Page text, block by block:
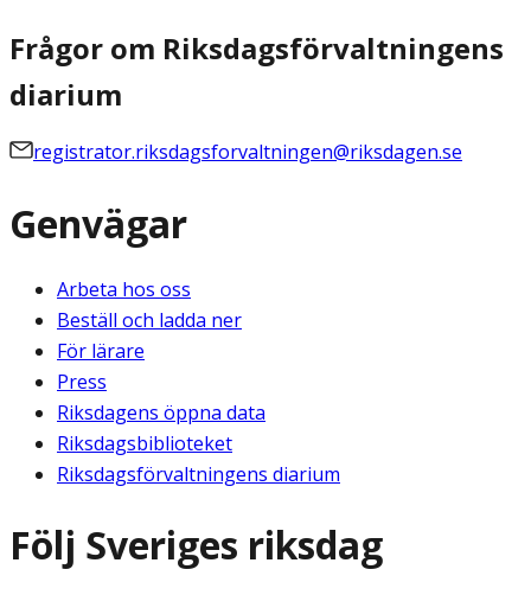
Frågor om Riksdagsförvaltningens
diarium
registrator.riksdagsforvaltningen@riksdagen.se
Genvägar
Arbeta hos oss
Beställ och ladda ner
För lärare
Press
Riksdagens öppna data
Riksdagsbiblioteket
Riksdagsförvaltningens diarium
Följ Sveriges riksdag